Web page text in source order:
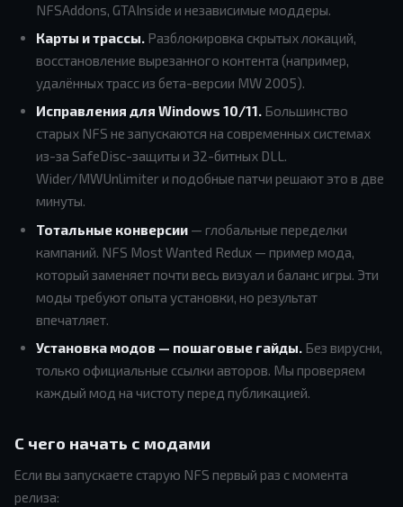
NFSAddons, GTAInside и независимые моддеры.
Карты и трассы. Разблокировка скрытых локаций,
восстановление вырезанного контента (например,
удалённых трасс из бета-версии MW 2005).
Исправления для Windows 10/11. Большинство
старых NFS не запускаются на современных системах
из-за SafeDisc-защиты и 32-битных DLL.
Wider/MWUnlimiter и подобные патчи решают это в две
минуты.
Тотальные конверсии — глобальные переделки
кампаний. NFS Most Wanted Redux — пример мода,
который заменяет почти весь визуал и баланс игры. Эти
моды требуют опыта установки, но результат
впечатляет.
Установка модов — пошаговые гайды. Без вирусни,
только официальные ссылки авторов. Мы проверяем
каждый мод на чистоту перед публикацией.
С чего начать с модами
Если вы запускаете старую NFS первый раз с момента
релиза: